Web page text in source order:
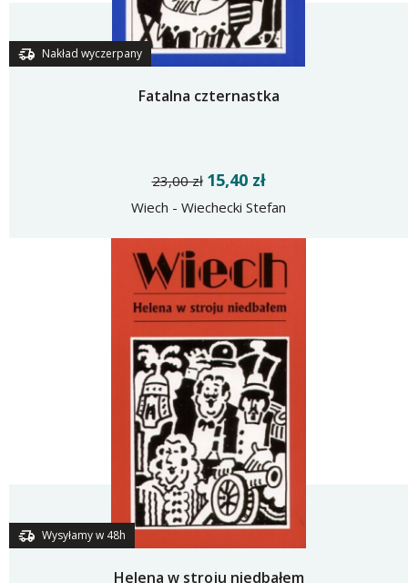
Nakład wyczerpany
Fatalna czternastka
23,00 zł 15,40 zł
Wiech - Wiechecki Stefan
Wysyłamy w 48h
Helena w stroju niedbałem